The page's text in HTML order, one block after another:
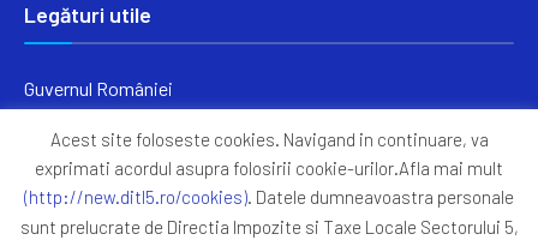
Legături utile
Guvernul României
Primăria Sectorul 5
ANAF
Acest site foloseste cookies. Navigand in continuare, va
exprimati acordul asupra folosirii cookie-urilor.Afla mai mult
(http://new.ditl5.ro/cookies). Datele dumneavoastra personale
sunt prelucrate de Directia Impozite si Taxe Locale Sectorului 5,